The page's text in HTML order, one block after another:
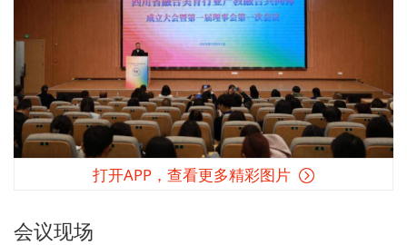
打开APP，查看更多精彩图片
会议现场